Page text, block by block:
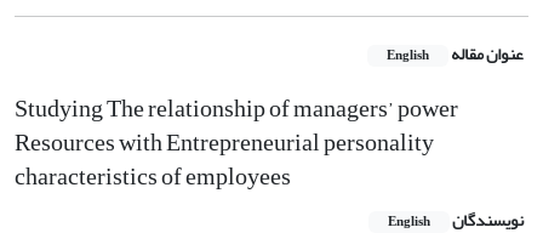
عنوان مقاله English
Studying The relationship of managers’ power
Resources with Entrepreneurial personality
characteristics of employees
نویسندگان English